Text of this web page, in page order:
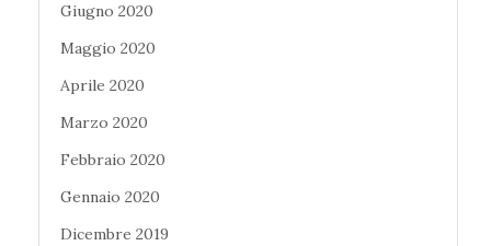
Giugno 2020
Maggio 2020
Aprile 2020
Marzo 2020
Febbraio 2020
Gennaio 2020
Dicembre 2019